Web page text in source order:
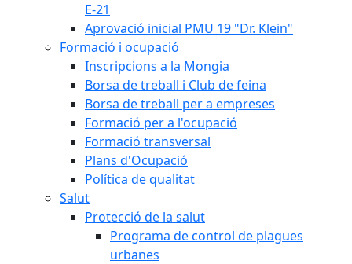
E-21
Aprovació inicial PMU 19 "Dr. Klein"
Formació i ocupació
Inscripcions a la Mongia
Borsa de treball i Club de feina
Borsa de treball per a empreses
Formació per a l'ocupació
Formació transversal
Plans d'Ocupació
Política de qualitat
Salut
Protecció de la salut
Programa de control de plagues
urbanes